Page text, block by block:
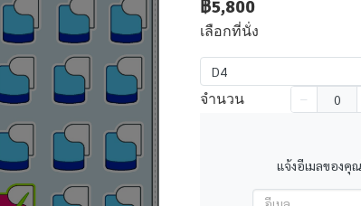
฿5,800
เลือกที่นั่ง
D4
จำนวน
แจ้งอีเมลของคุ